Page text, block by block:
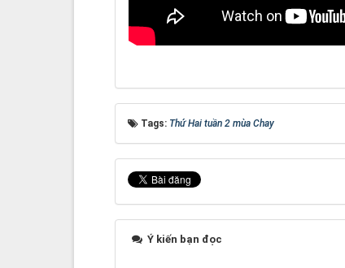
Tags: Thứ Hai tuần 2 mùa Chay
Ý kiến bạn đọc